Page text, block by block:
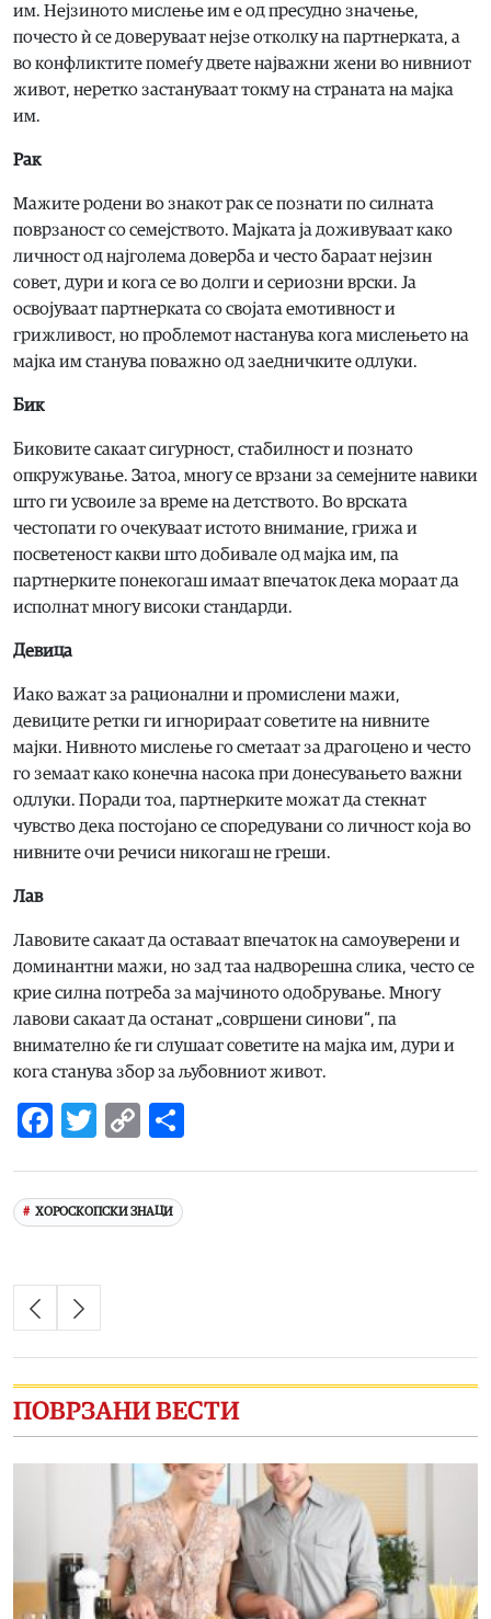
им. Нејзиното мислење им е од пресудно значење,
почесто ѝ се доверуваат нејзе отколку на партнерката, а
во конфликтите помеѓу двете најважни жени во нивниот
живот, неретко застануваат токму на страната на мајка
им.
Рак
Мажите родени во знакот рак се познати по силната
поврзаност со семејството. Мајката ја доживуваат како
личност од најголема доверба и често бараат нејзин
совет, дури и кога се во долги и сериозни врски. Ја
освојуваат партнерката со својата емотивност и
грижливост, но проблемот настанува кога мислењето на
мајка им станува поважно од заедничките одлуки.
Бик
Биковите сакаат сигурност, стабилност и познато
опкружување. Затоа, многу се врзани за семејните навики
што ги усвоиле за време на детството. Во врската
честопати го очекуваат истото внимание, грижа и
посветеност какви што добивале од мајка им, па
партнерките понекогаш имаат впечаток дека мораат да
исполнат многу високи стандарди.
Девица
Иако важат за рационални и промислени мажи,
девиците ретки ги игнорираат советите на нивните
мајки. Нивното мислење го сметаат за драгоцено и често
го земаат како конечна насока при донесувањето важни
одлуки. Поради тоа, партнерките можат да стекнат
чувство дека постојано се споредувани со личност која во
нивните очи речиси никогаш не греши.
Лав
Лавовите сакаат да оставаат впечаток на самоуверени и
доминантни мажи, но зад таа надворешна слика, често се
крие силна потреба за мајчиното одобрување. Многу
лавови сакаат да останат „совршени синови“, па
внимателно ќе ги слушаат советите на мајка им, дури и
кога станува збор за љубовниот живот.
Facebook
Twitter
Copy
ХОРОСКОПСКИ ЗНАЦИ
ПОВРЗАНИ ВЕСТИ